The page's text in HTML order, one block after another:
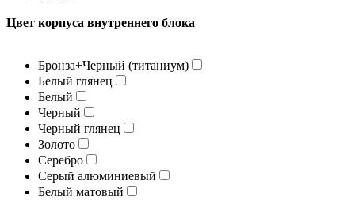
Цвет корпуса внутреннего блока
Бронза+Черный (титаниум)
Белый глянец
Белый
Черный
Черный глянец
Золото
Серебро
Серый алюминиевый
Белый матовый